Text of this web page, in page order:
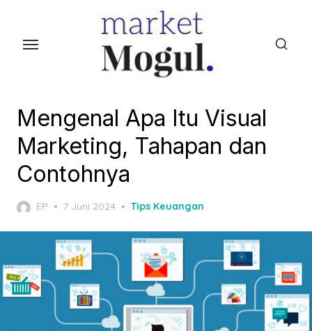
e
n
Mengenal Apa Itu Visual
Marketing, Tahapan dan
Contohnya
EP
P
s
t
e
7 Juni 2024 Tips Keuangan